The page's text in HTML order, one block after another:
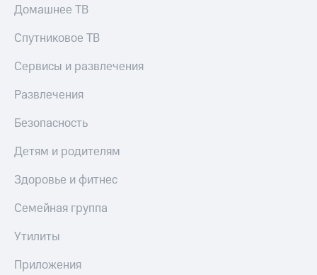
часы
трекеры
Умный
дом
Планшеты
Акции
скидки
Все
Домашнее ТВ
Спутниковое ТВ
Сервисы и развлечения
Развлечения
Безопасность
Детям и родителям
Здоровье и фитнес
Семейная группа
Утилиты
Приложения